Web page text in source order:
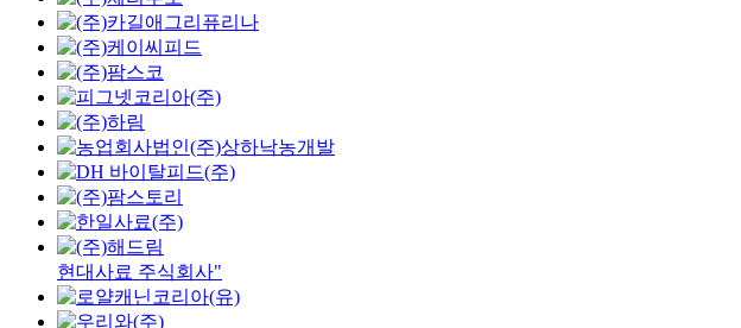
현대사료 주식회사"